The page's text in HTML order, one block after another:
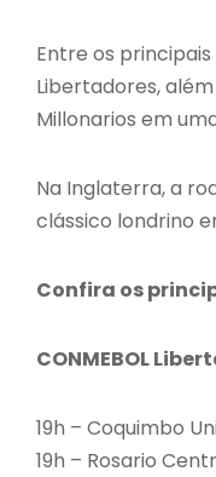
Entre os
Libertadores,
Millonarios em
Na Inglaterra, a
clássico londrino
Confira os
CONMEBOL
19h – Coquimbo
19h – Rosario